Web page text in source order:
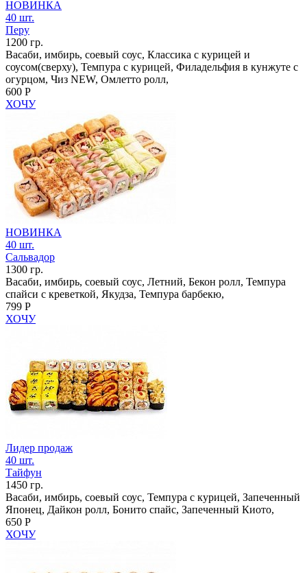
НОВИНКА
40 шт.
Перу
1200 гр.
Васаби, имбирь, соевый соус, Классика с курицей и
соусом(сверху), Темпура с курицей, Филадельфия в кунжуте с
огурцом, Чиз NEW, Омлетто ролл,
600 Р
ХОЧУ
НОВИНКА
40 шт.
Сальвадор
1300 гр.
Васаби, имбирь, соевый соус, Летний, Бекон ролл, Темпура
спайси с креветкой, Якудза, Темпура барбекю,
799 Р
ХОЧУ
Лидер продаж
40 шт.
Тайфун
1450 гр.
Васаби, имбирь, соевый соус, Темпура с курицей, Запеченный
Японец, Дайкон ролл, Бонито спайс, Запеченный Киото,
650 Р
ХОЧУ